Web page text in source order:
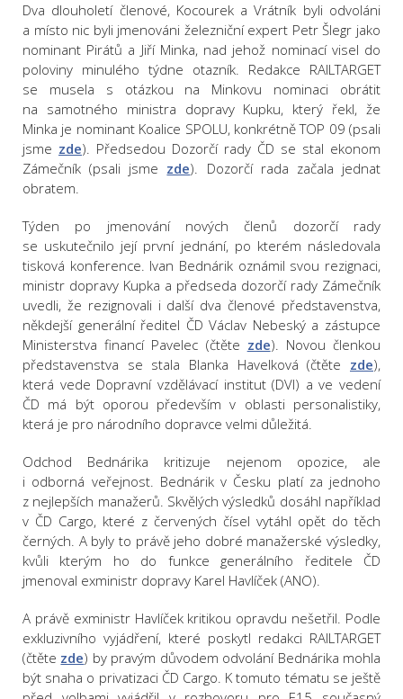
Dva dlouholetí členové, Kocourek a Vrátník byli odvoláni
a místo nic byli jmenováni železniční expert Petr Šlegr jako
nominant Pirátů a Jiří Minka, nad jehož nominací visel do
poloviny minulého týdne otazník. Redakce RAILTARGET
se musela s otázkou na Minkovu nominaci obrátit
na samotného ministra dopravy Kupku, který řekl, že
Minka je nominant Koalice SPOLU, konkrétně TOP 09 (psali
jsme zde). Předsedou Dozorčí rady ČD se stal ekonom
Zámečník (psali jsme zde). Dozorčí rada začala jednat
obratem.
Týden po jmenování nových členů dozorčí rady
se uskutečnilo její první jednání, po kterém následovala
tisková konference. Ivan Bednárik oznámil svou rezignaci,
ministr dopravy Kupka a předseda dozorčí rady Zámečník
uvedli, že rezignovali i další dva členové představenstva,
někdejší generální ředitel ČD Václav Nebeský a zástupce
Ministerstva financí Pavelec (čtěte zde). Novou členkou
představenstva se stala Blanka Havelková (čtěte zde),
která vede Dopravní vzdělávací institut (DVI) a ve vedení
ČD má být oporou především v oblasti personalistiky,
která je pro národního dopravce velmi důležitá.
Odchod Bednárika kritizuje nejenom opozice, ale
i odborná veřejnost. Bednárik v Česku platí za jednoho
z nejlepších manažerů. Skvělých výsledků dosáhl například
v ČD Cargo, které z červených čísel vytáhl opět do těch
černých. A byly to právě jeho dobré manažerské výsledky,
kvůli kterým ho do funkce generálního ředitele ČD
jmenoval exministr dopravy Karel Havlíček (ANO).
A právě exministr Havlíček kritikou opravdu nešetřil. Podle
exkluzivního vyjádření, které poskytl redakci RAILTARGET
(čtěte zde) by pravým důvodem odvolání Bednárika mohla
být snaha o privatizaci ČD Cargo. K tomuto tématu se ještě